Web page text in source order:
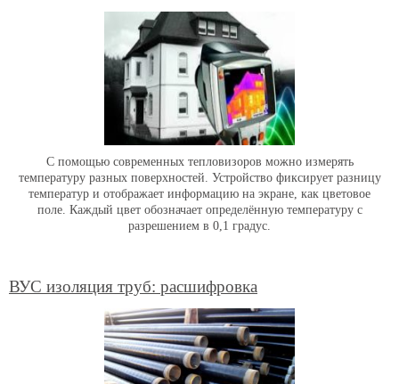
С помощью современных тепловизоров можно измерять
температуру разных поверхностей. Устройство фиксирует разницу
температур и отображает информацию на экране, как цветовое
поле. Каждый цвет обозначает определённую температуру с
разрешением в 0,1 градус.
ВУС изоляция труб: расшифровка